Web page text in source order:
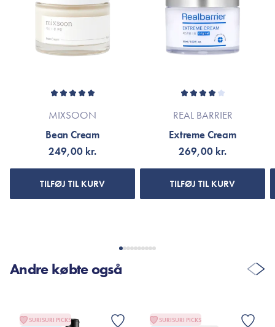
flere timer.
MIXSOON
Bean Cream
249,00 kr.
TILFØJ TIL KURV
REAL BARRIER
Extreme Cream
269,00 kr.
TILFØJ TIL KURV
Andre købte også
SURISURI PICKS
SURISURI PICKS